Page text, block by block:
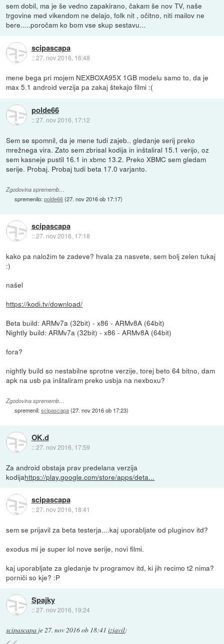
sem dobil, ma je še vedno zapakirano, čakam še nov TV, naše
trgovine med vikendom ne delajo, folk nit , očitno, niti mailov ne
bere.....poročam ko bom vse skup sestavu...
scipascapa
::27. nov 2016, 16:48
mene bega pri mojem NEXBOXA95X 1GB modelu samo to, da je
max 5.1 android verzija pa zakaj štekajo filmi :(
polde66
::27. nov 2016, 17:12
Sem se spomnil, da je mene tudi zajeb.. gledanje serij preko
mrežnega vira. Zato sem zbrisal kodija in inštaliral 15.1 verijo, oz
sem kasneje pustil 16.1 in xbmc 13.2. Preko XBMC sem gledam
serije. Probaj. Probaj tudi beta 17.0 varjanto.
Zgodovina sprememb…
spremenilo:polde66(27. nov 2016 ob 17:17)
scipascapa
::27. nov 2016, 17:18
kako pa naložim te zadeve? hvala za nasvete, sem bolj zelen tukaj
:)
našel
https://kodi.tv/download/
Beta build: ARMv7a (32bit) - x86 - ARMv8A (64bit)
Nightly build: ARMv7a (32bit) - x86 - ARMv8A (64bit)
fora?
nightly build so nestabilne sprotne verzije, torej beto 64 bitno, dam
apk na usb pa inštaliram preko usbja na nexboxu?
Zgodovina sprememb…
spremenil:scipascapa(27. nov 2016 ob 17:23)
OK.d
::27. nov 2016, 17:59
Za android obstaja prav predelana verzija
kodijahttps://play.google.com/store/apps/deta...
scipascapa
::27. nov 2016, 18:41
sem se prijavil za beta testerja....kaj uporabljate od pluginov itd?
exodus mi je super lol nove serije, novi filmi.
kaj uporabljate za gledanje tv programov itd, ki jih recimo t2 nima?
porniči so kje? :P
Spajky
::27. nov 2016, 19:24
scipascapa je27. nov 2016 ob 18:41 izjavil: